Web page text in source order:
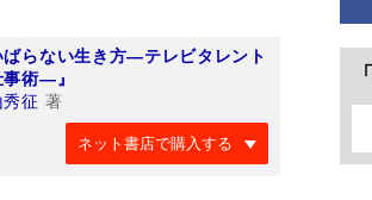
ばらない生き方―テレビタレント
術―』
征 著
ネット書店で購入する